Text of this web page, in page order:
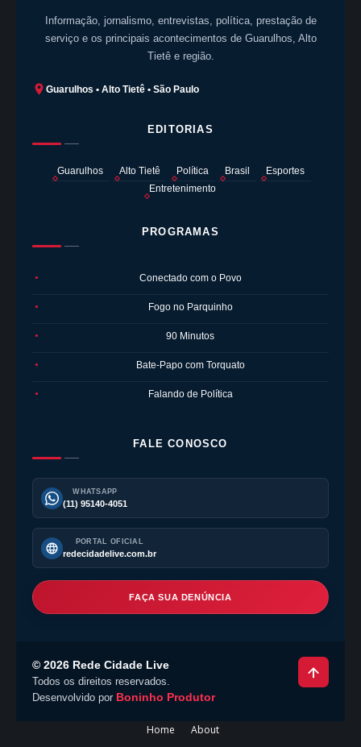
Informação, jornalismo, entrevistas, política, prestação de
serviço e os principais acontecimentos de Guarulhos, Alto
Tietê e região.
Guarulhos • Alto Tietê • São Paulo
EDITORIAS
Guarulhos Alto Tietê Política Brasil
Esportes
Entretenimento
PROGRAMAS
● Conectado com o Povo
● Fogo no Parquinho
● 90 Minutos
● Bate-Papo com Torquato
● Falando de Política
FALE CONOSCO
WHATSAPP
(11) 95140-4051
PORTAL OFICIAL
redecidadelive.com.br
FAÇA SUA DENÚNCIA
© 2026 Rede Cidade Live
Todos os direitos reservados.
Desenvolvido por Boninho Produtor
Home About